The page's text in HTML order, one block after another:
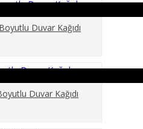
Duvar Kağıdı
Duvar Kağıdı